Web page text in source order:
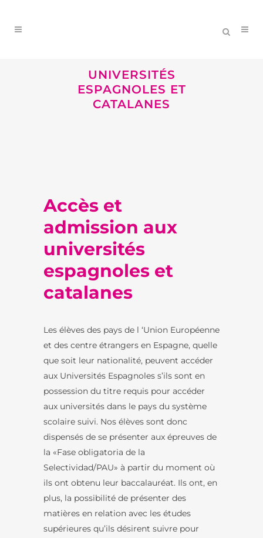
UNIVERSITÉS
ESPAGNOLES ET
CATALANES
Accès et
admission aux
universités
espagnoles et
catalanes
Les élèves des pays de l ‘Union Européenne
et des centre étrangers en Espagne, quelle
que soit leur nationalité, peuvent accéder
aux Universités Espagnoles s’ils sont en
possession du titre requis pour accéder
aux universités dans le pays du système
scolaire suivi. Nos élèves sont donc
dispensés de se présenter aux épreuves de
la «Fase obligatoria de la
Selectividad/PAU» à partir du moment où
ils ont obtenu leur baccalauréat. Ils ont, en
plus, la possibilité de présenter des
matières en relation avec les études
supérieures qu’ils désirent suivre pour